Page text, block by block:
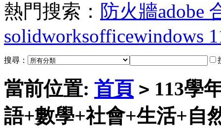
熱門搜索： 防火牆adobe
solidworksofficewindows
搜尋：
當前位置: 首頁 > 113學
語+數學+社會+生活+自